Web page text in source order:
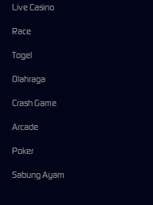
Live Casino
Race
Togel
Olahraga
Crash Game
Arcade
Poker
Sabung Ayam